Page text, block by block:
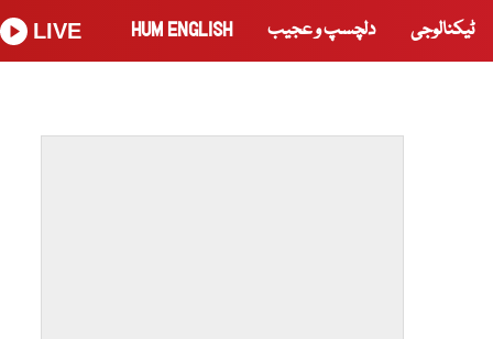
ٹیکنالوجی دلچسپ و عجیب HUM ENGLISH
LIVE